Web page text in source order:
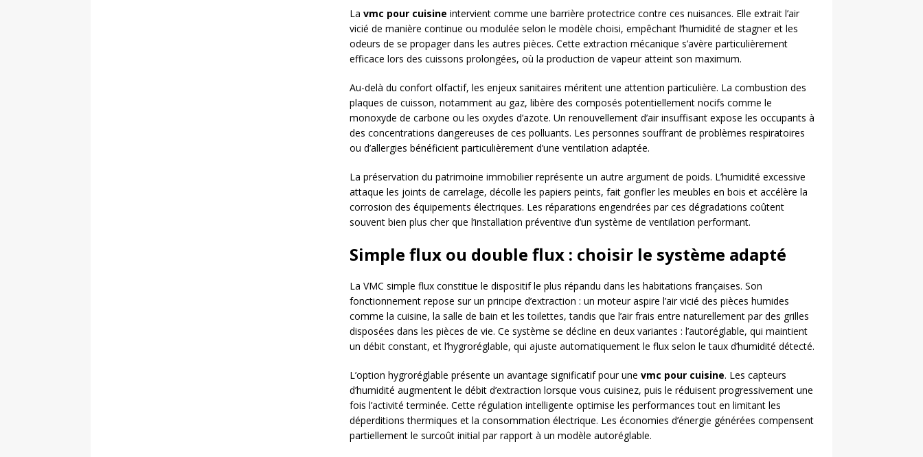
La vmc pour cuisine intervient comme une barrière protectrice contre ces nuisances. Elle extrait l’air
vicié de manière continue ou modulée selon le modèle choisi, empêchant l’humidité de stagner et les
odeurs de se propager dans les autres pièces. Cette extraction mécanique s’avère particulièrement
efficace lors des cuissons prolongées, où la production de vapeur atteint son maximum.
Au-delà du confort olfactif, les enjeux sanitaires méritent une attention particulière. La combustion des
plaques de cuisson, notamment au gaz, libère des composés potentiellement nocifs comme le
monoxyde de carbone ou les oxydes d’azote. Un renouvellement d’air insuffisant expose les occupants à
des concentrations dangereuses de ces polluants. Les personnes souffrant de problèmes respiratoires
ou d’allergies bénéficient particulièrement d’une ventilation adaptée.
La préservation du patrimoine immobilier représente un autre argument de poids. L’humidité excessive
attaque les joints de carrelage, décolle les papiers peints, fait gonfler les meubles en bois et accélère la
corrosion des équipements électriques. Les réparations engendrées par ces dégradations coûtent
souvent bien plus cher que l’installation préventive d’un système de ventilation performant.
Simple flux ou double flux : choisir le système adapté
La VMC simple flux constitue le dispositif le plus répandu dans les habitations françaises. Son
fonctionnement repose sur un principe d’extraction : un moteur aspire l’air vicié des pièces humides
comme la cuisine, la salle de bain et les toilettes, tandis que l’air frais entre naturellement par des grilles
disposées dans les pièces de vie. Ce système se décline en deux variantes : l’autoréglable, qui maintient
un débit constant, et l’hygroréglable, qui ajuste automatiquement le flux selon le taux d’humidité détecté.
L’option hygroréglable présente un avantage significatif pour une vmc pour cuisine. Les capteurs
d’humidité augmentent le débit d’extraction lorsque vous cuisinez, puis le réduisent progressivement une
fois l’activité terminée. Cette régulation intelligente optimise les performances tout en limitant les
déperditions thermiques et la consommation électrique. Les économies d’énergie générées compensent
partiellement le surcoût initial par rapport à un modèle autoréglable.